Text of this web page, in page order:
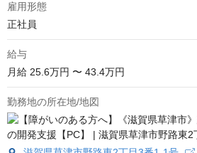
雇用形態
正社員
給与
月給 25.6万円 〜 43.4万円
勤務地の所在地/地図